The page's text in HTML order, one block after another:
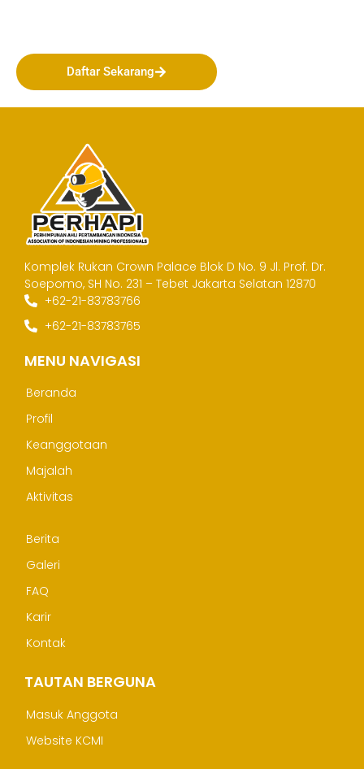
Daftar Sekarang
Komplek Rukan Crown Palace Blok D No. 9 Jl. Prof. Dr.
Soepomo, SH No. 231 – Tebet Jakarta Selatan 12870
+62-21-83783766
+62-21-83783765
MENU NAVIGASI
Beranda
Profil
Keanggotaan
Majalah
Aktivitas
Berita
Galeri
FAQ
Karir
Kontak
TAUTAN BERGUNA
Masuk Anggota
Website KCMI